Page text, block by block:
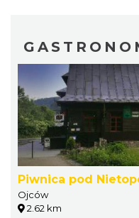
Piwnica pod
Ojców
2.62 km